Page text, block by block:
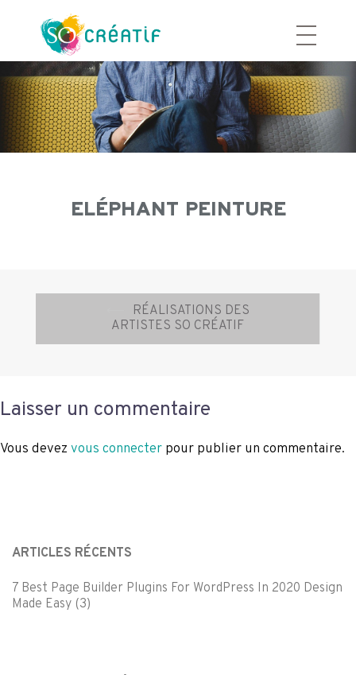
contenu
ELÉPHANT PEINTURE
RÉALISATIONS DES
ARTISTES SO CRÉATIF
Laisser un commentaire
Vous devez vous connecter pour publier un commentaire.
ARTICLES RÉCENTS
7 Best Page Builder Plugins For WordPress In 2020 Design
Made Easy (3)